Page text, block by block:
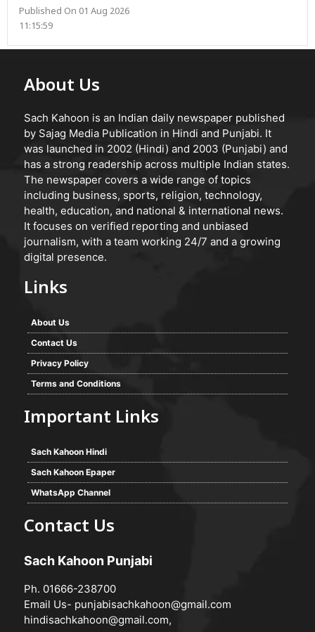
Published On 01 Aug 2026
11:15:59
About Us
Sach Kahoon is an Indian daily newspaper published
by Sajag Media Publication in Hindi and Punjabi. It
was launched in 2002 (Hindi) and 2003 (Punjabi) and
has a strong readership across multiple Indian states.
The newspaper covers a wide range of topics
including business, sports, religion, technology,
health, education, and national & international news.
It focuses on verified reporting and unbiased
journalism, with a team working 24/7 and a growing
digital presence.
Links
About Us
Contact Us
Privacy Policy
Terms and Conditions
Important Links
Sach Kahoon Hindi
Sach Kahoon Epaper
WhatsApp Channel
Contact Us
Sach Kahoon Punjabi
Ph. 01666-238700
Email Us- punjabisachkahoon@gmail.com
hindisachkahoon@gmail.com,